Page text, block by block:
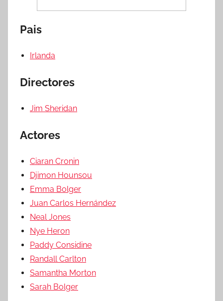
Pais
Irlanda
Directores
Jim Sheridan
Actores
Ciaran Cronin
Djimon Hounsou
Emma Bolger
Juan Carlos Hernández
Neal Jones
Nye Heron
Paddy Considine
Randall Carlton
Samantha Morton
Sarah Bolger